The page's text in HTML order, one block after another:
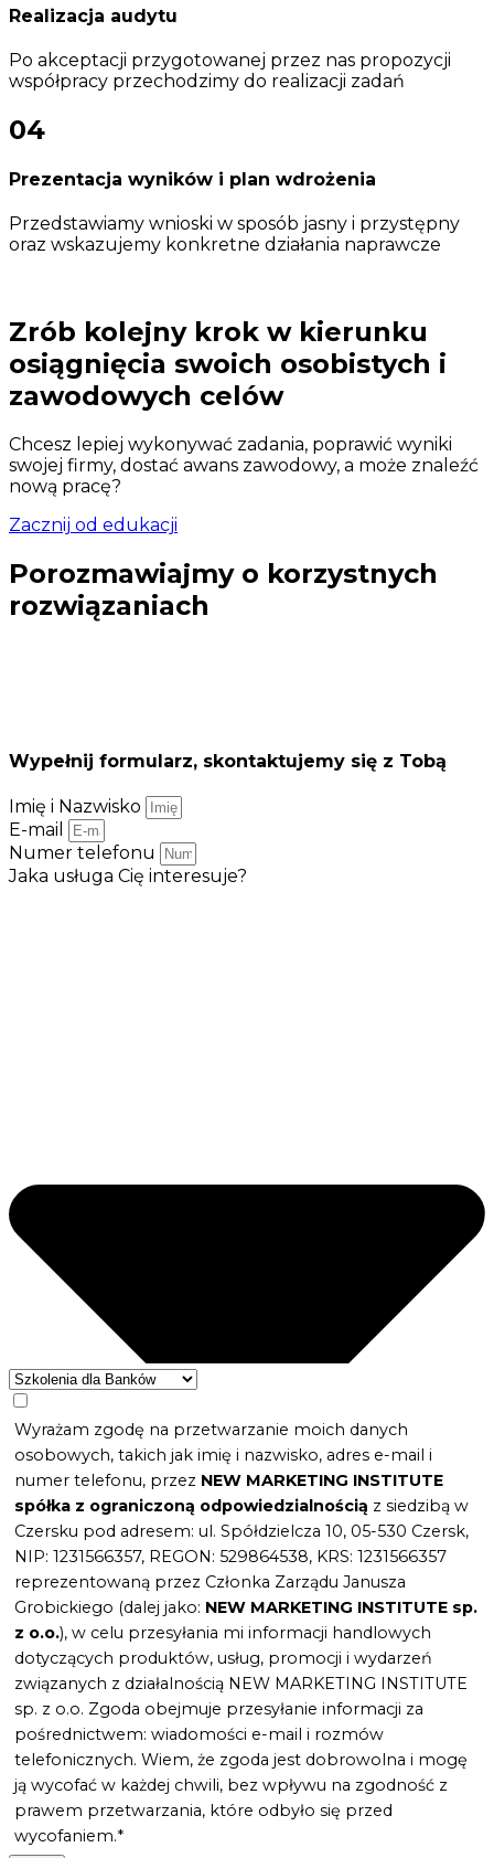
Realizacja audytu
Po akceptacji przygotowanej przez nas propozycji
współpracy przechodzimy do realizacji zadań
04
Prezentacja wyników i plan wdrożenia
Przedstawiamy wnioski w sposób jasny i przystępny
oraz wskazujemy konkretne działania naprawcze
Zrób kolejny krok w kierunku
osiągnięcia swoich osobistych i
zawodowych celów
Chcesz lepiej wykonywać zadania, poprawić wyniki
swojej firmy, dostać awans zawodowy, a może znaleźć
nową pracę?
Zacznij od edukacji
Porozmawiajmy o korzystnych
rozwiązaniach
Wypełnij formularz, skontaktujemy się z Tobą
Imię i Nazwisko
E-mail
Numer telefonu
Jaka usługa Cię interesuje?
Wyrażam zgodę na przetwarzanie moich danych
osobowych, takich jak imię i nazwisko, adres e-mail i
numer telefonu, przez NEW MARKETING INSTITUTE
spółka z ograniczoną odpowiedzialnością z siedzibą w
Czersku pod adresem: ul. Spółdzielcza 10, 05-530 Czersk,
NIP: 1231566357, REGON: 529864538, KRS: 1231566357
reprezentowaną przez Członka Zarządu Janusza
Grobickiego (dalej jako: NEW MARKETING INSTITUTE sp.
z o.o.), w celu przesyłania mi informacji handlowych
dotyczących produktów, usług, promocji i wydarzeń
związanych z działalnością NEW MARKETING INSTITUTE
sp. z o.o. Zgoda obejmuje przesyłanie informacji za
pośrednictwem: wiadomości e-mail i rozmów
telefonicznych. Wiem, że zgoda jest dobrowolna i mogę
ją wycofać w każdej chwili, bez wpływu na zgodność z
prawem przetwarzania, które odbyło się przed
wycofaniem.*